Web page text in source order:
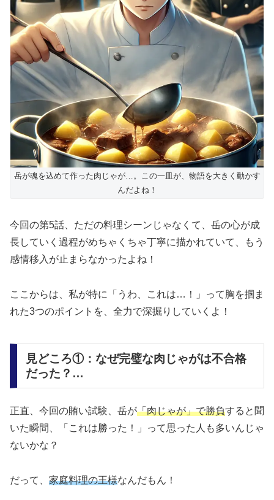
岳が魂を込めて作った肉じゃが…。この一皿が、物語を大きく動かす
んだよね！
今回の第5話、ただの料理シーンじゃなくて、岳の心が成
長していく過程がめちゃくちゃ丁寧に描かれていて、もう
感情移入が止まらなかったよね！
ここからは、私が特に「うわ、これは…！」って胸を掴ま
れた3つのポイントを、全力で深掘りしていくよ！
見どころ①：なぜ完璧な肉じゃがは不合格
だった？…
正直、今回の賄い試験、岳が「肉じゃが」で勝負すると聞
いた瞬間、「これは勝った！」って思った人も多いんじゃ
ないかな？
だって、 家庭料理の王様なんだもん！